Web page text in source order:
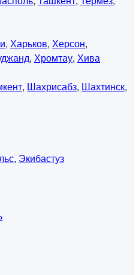
, Харьков, Херсон,
, Хромтау, Хива
, Шахрисабз, Шахтинск,
, Экибастуз